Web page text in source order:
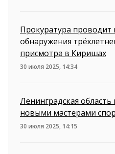
Прокуратура проводит
обнаружения
присмотра в Киришах
30 июля 2025, 14:34
Ленинградская
новыми мастерами
30 июля 2025, 14:15